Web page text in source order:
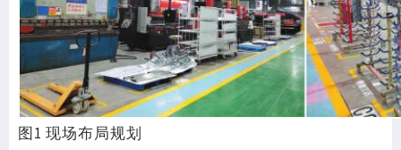
图1 现场布局规划